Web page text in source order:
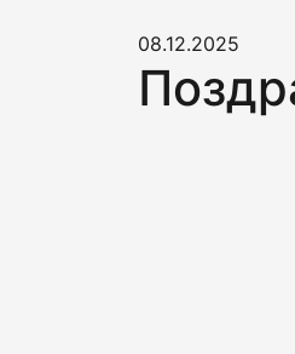
08.12.2025